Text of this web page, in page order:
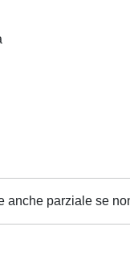
parziale se